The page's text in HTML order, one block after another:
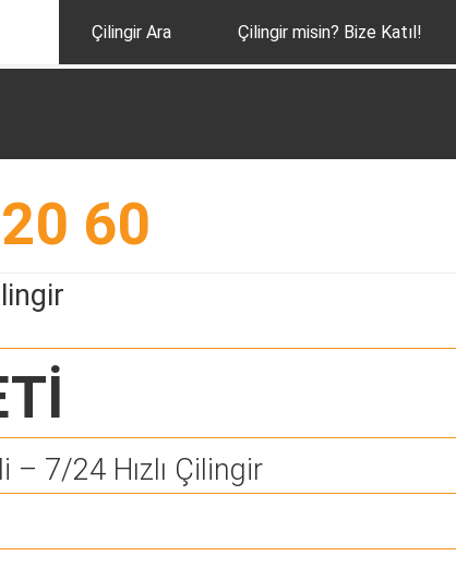
Çilingir Ara Çilingir misin? Bize Katıl!
60
– 7/24 Hızlı Çilingir